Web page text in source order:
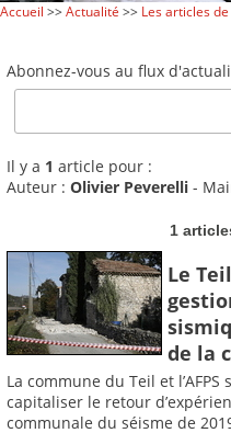
Accueil >>Actualité >> Les articles
Abonnez-vous au flux
Il y a 1 article pour :
Auteur : Olivier Peverelli -
1
Le
de la
La commune du Teil et
capitaliser le retour
communale du séisme de